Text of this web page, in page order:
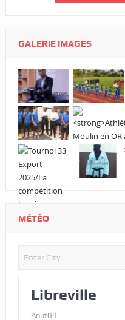
GALERIE IMAGES
MÉTÉO
Libreville
Aout09